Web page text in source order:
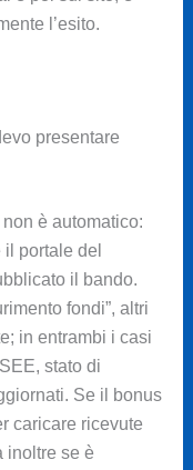
l’esito.
presentare
è automatico:
portale del
il bando.
fondi”, altri
in entrambi i casi
stato di
Se il bonus
caricare ricevute
inoltre se è